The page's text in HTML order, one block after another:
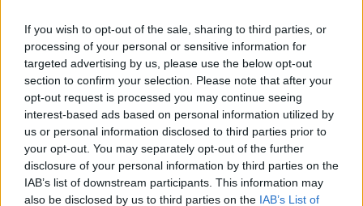
If you wish to opt-out of the sale, sharing to third parties, or
processing of your personal or sensitive information for
targeted advertising by us, please use the below opt-out
section to confirm your selection. Please note that after your
opt-out request is processed you may continue seeing
interest-based ads based on personal information utilized by
us or personal information disclosed to third parties prior to
your opt-out. You may separately opt-out of the further
disclosure of your personal information by third parties on the
IAB’s list of downstream participants. This information may
also be disclosed by us to third parties on the IAB’s List of
Pulsa el botón "participa".
Contesta las seis preguntas de selección ¡Son
muy fáciles de responder!
Rellena el formulario de registro, con todos los
datos personales solicitados. Deja tus datos
para recibir la crema.